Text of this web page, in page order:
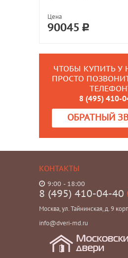
Цена
90045
ЧТОБЫ КУПИТЬ У
ПРОСТО
8 (495) 410-
ОБРАТНЫЙ
КОНТАКТЫ
9:00 - 18:00
8 (495) 410-04-40
Москва, ул. Тайнинская, д. 9
info@dveri-md.ru
двери